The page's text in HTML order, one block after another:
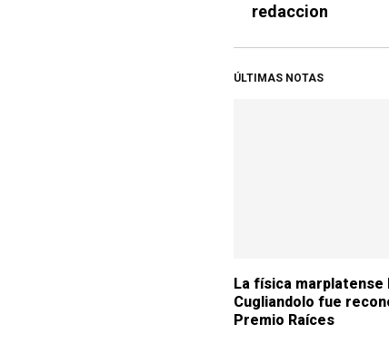
redaccion
ÚLTIMAS NOTAS
La física marplatense
Cugliandolo fue
Premio Raíces